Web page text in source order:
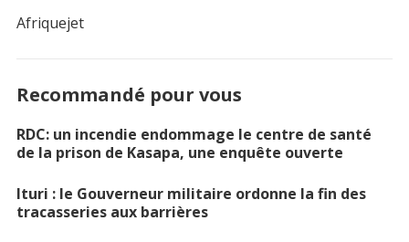
Afriquejet
Recommandé pour vous
RDC: un incendie endommage le centre de santé
de la prison de Kasapa, une enquête ouverte
Ituri : le Gouverneur militaire ordonne la fin des
tracasseries aux barrières